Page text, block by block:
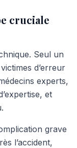
cruciale
Seul un
d’erreur
experts,
et
grave
l’accident,